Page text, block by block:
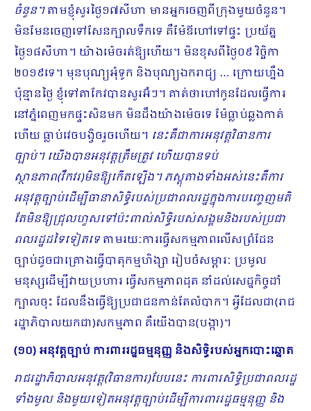
ចំនួន។តាមខ្ញុំសួរថ្ងៃ១៧សីហា មានអ្នកចេញពីក្រុងមួយចំនួន។
មិនមែនចេញទៅសែនក្បាលទឹកទេ គឺម៉ែឪហៅទៅផ្ទះ ប្រយ័ត្ន
ថ្ងៃ១៨សីហា។ យ៉ាងម៉េចរត់ឱ្យហើយ។ មិនខុសពីថ្ងៃ០៩ វិច្ឆិកា
២០១៩ទេ។ មុនបុណ្យអុំទូក និងបុណ្យឯករាជ្យ … ក្រោយហ្នឹង
ប៉ុន្មានថ្ងៃ ខ្ញុំទៅតាកែវបានសួរអ៊ំៗ។ គាត់ថាហៅកូនដែលធ្វើការ
នៅភ្នំ​ពេញមកផ្ទះសិនមក មិនដឹងយ៉ាងម៉េចទេ ម៉ែធ្លាប់ឆ្លងកាត់
ហើយ ធ្លាប់វេចបង្វិចរួចហើយ។ នេះគឺជាការអនុវត្តវិធានការ
ច្បាប់។ យើងបានអនុវត្តត្រឹមត្រូវ ហើយបានទប់
ស្ថានភាព(វឹកវរ)មិនឱ្យកើតឡើង។ ភស្តុតាងទាំងអស់នេះគឺការ
អនុវត្តច្បាប់ដើម្បីធានាសិទ្ធិរបស់ប្រជាពលរដ្ឋក្នុងការបញ្ចេញមតិ
តែមិនឱ្យជ្រុលហួសទៅប៉ះពាល់សិទ្ធិរបស់សង្គមនិងរបស់ប្រជា
ពលរដ្ឋដទៃទៀតទេតាមរយៈការធ្វើសកម្មភាពលើសព្រំដែន
ច្បាប់ដូចជាគ្រោងធ្វើបាតុកម្មហិង្សា រៀបចំសម្ភារៈ ប្រមូល
មនុស្សដើម្បីវាយប្រហារ ធ្វើសកម្មភាពដុត នាំដល់សេដ្ឋកិច្ចដាំ
ក្បាលចុះ ដែលនឹងធ្វើឱ្យប្រជាជនកាន់តែលំបាក។ អ្វីដែលជា(រាជ
រដ្ឋាភិបាលយកជា)សកម្មភាព គឺយើងបាន(បង្កា)។
(១០) អនុវត្តច្បាប់ ការពាររដ្ឋធម្មនុញ្ញ និងសិទ្ធិរបស់អ្នកបោះឆ្នោត
រាជរដ្ឋាភិបាលអនុវត្ត(វិធានការ)បែបនេះ ការពារសិទ្ធិប្រជាពលរដ្ឋ
ទាំងមូល និងមួយទៀតអនុវត្តច្បាប់ដើម្បីការ​ពាររដ្ឋធម្មនុញ្ញ និង